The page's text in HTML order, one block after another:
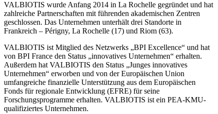
VALBIOTIS wurde Anfang 2014 in La Rochelle gegründet und hat
zahlreiche Partnerschaften mit führenden akademischen Zentren
geschlossen. Das Unternehmen unterhält drei Standorte in
Frankreich – Périgny, La Rochelle (17) und Riom (63).
VALBIOTIS ist Mitglied des Netzwerks „BPI Excellence“ und hat
von BPI France den Status „innovatives Unternehmen“ erhalten.
Außerdem hat VALBIOTIS den Status „Junges innovatives
Unternehmen“ erworben und von der Europäischen Union
umfangreiche finanzielle Unterstützung aus dem Europäischen
Fonds für regionale Entwicklung (EFRE) für seine
Forschungsprogramme erhalten. VALBIOTIS ist ein PEA-KMU-
qualifiziertes Unternehmen.